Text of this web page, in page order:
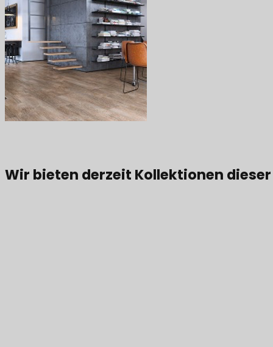
Wir bieten derzeit Kollektionen